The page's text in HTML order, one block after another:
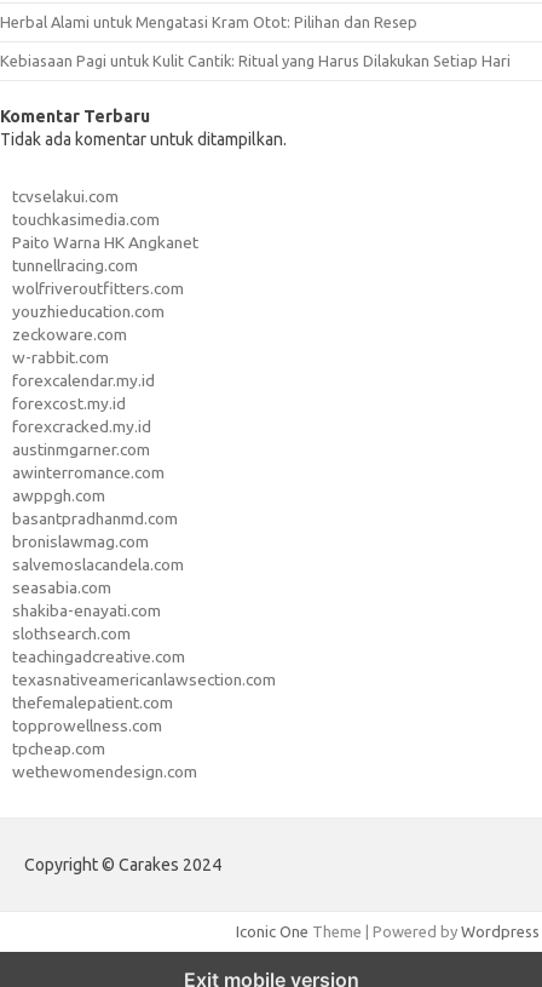
Herbal Alami untuk Mengatasi Kram Otot: Pilihan dan Resep
Kebiasaan Pagi untuk Kulit Cantik: Ritual yang Harus Dilakukan Setiap Hari
Komentar Terbaru
Tidak ada komentar untuk ditampilkan.
tcvselakui.com
touchkasimedia.com
Paito Warna HK Angkanet
tunnellracing.com
wolfriveroutfitters.com
youzhieducation.com
zeckoware.com
w-rabbit.com
forexcalendar.my.id
forexcost.my.id
forexcracked.my.id
austinmgarner.com
awinterromance.com
awppgh.com
basantpradhanmd.com
bronislawmag.com
salvemoslacandela.com
seasabia.com
shakiba-enayati.com
slothsearch.com
teachingadcreative.com
texasnativeamericanlawsection.com
thefemalepatient.com
topprowellness.com
tpcheap.com
wethewomendesign.com
Copyright © Carakes 2024
Iconic One Theme | Powered by Wordpress
Exit mobile version